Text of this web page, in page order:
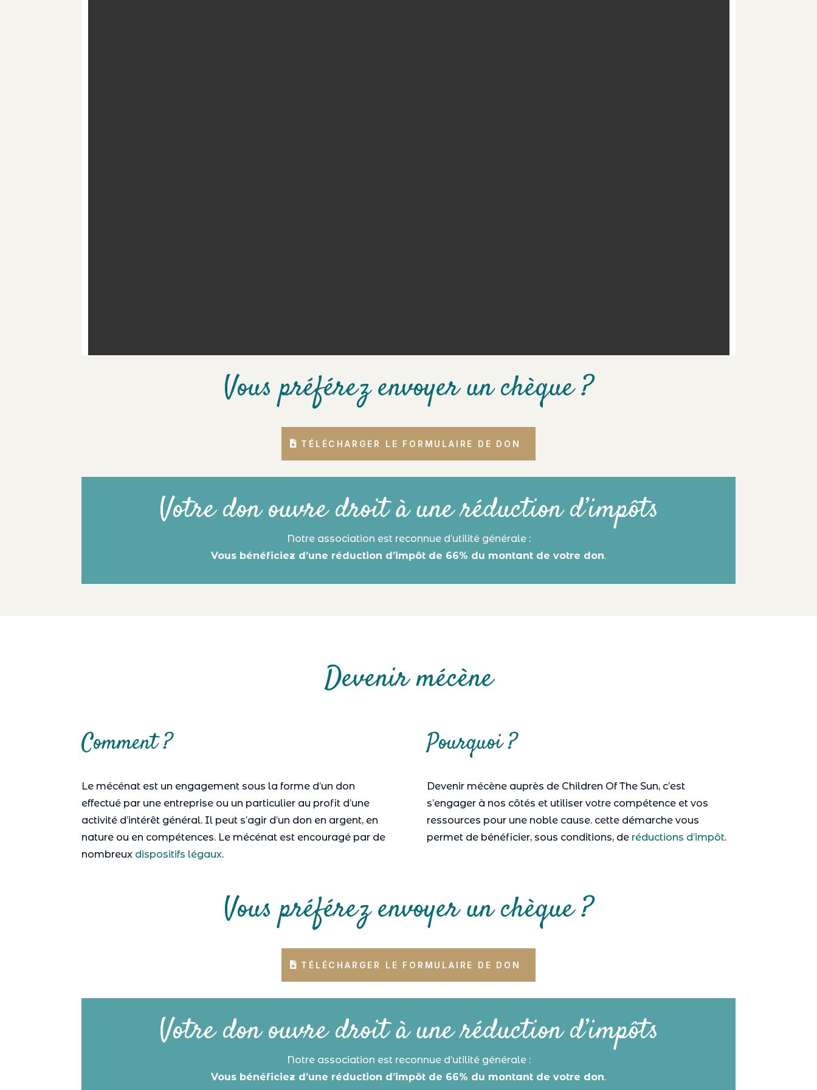
Vous préférez envoyer un chèque ?
TÉLÉCHARGER LE FORMULAIRE DE DON
Votre don ouvre droit à une réduction d’impôts
Notre association est reconnue d’utilité générale :
Vous bénéficiez d’une réduction d’impôt de 66% du montant de votre don.
Devenir mécène
Comment ?
Le mécénat est un engagement sous la forme d’un don
effectué par une entreprise ou un particulier au profit d’une
activité d’intérêt général. Il peut s’agir d’un don en argent, en
nature ou en compétences. Le mécénat est encouragé par de
nombreux dispositifs légaux.
Pourquoi ?
Devenir mécène auprès de Children Of The Sun, c’est
s’engager à nos côtés et utiliser votre compétence et vos
ressources pour une noble cause. cette démarche vous
permet de bénéficier, sous conditions, de réductions d’impôt.
Vous préférez envoyer un chèque ?
TÉLÉCHARGER LE FORMULAIRE DE DON
Votre don ouvre droit à une réduction d’impôts
Notre association est reconnue d’utilité générale :
Vous bénéficiez d’une réduction d’impôt de 66% du montant de votre don.